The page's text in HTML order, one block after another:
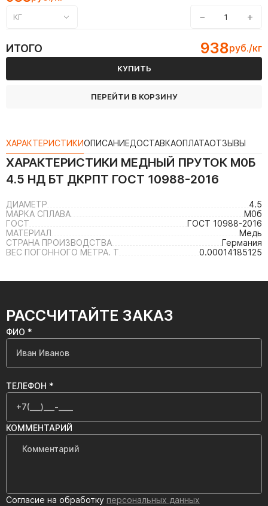
КГ − +
ИТОГО 938руб./кг
КУПИТЬ
ПЕРЕЙТИ В КОРЗИНУ
ХАРАКТЕРИСТИКИОПИСАНИЕДОСТАВКАОПЛАТАОТЗЫВЫ
ХАРАКТЕРИСТИКИ МЕДНЫЙ ПРУТОК М0Б
4.5 НД БТ ДКРПТ ГОСТ 10988-2016
ДИАМЕТР
4.5
МАРКА СПЛАВА
М0б
ГОСТ
ГОСТ 10988-2016
МАТЕРИАЛ
Медь
СТРАНА ПРОИЗВОДСТВА
Германия
ВЕС ПОГОННОГО МЕТРА. Т
0.00014185125
РАССЧИТАЙТЕ ЗАКАЗ
ФИО *
ТЕЛЕФОН *
КОММЕНТАРИЙ
Согласие на обработку персональных данных